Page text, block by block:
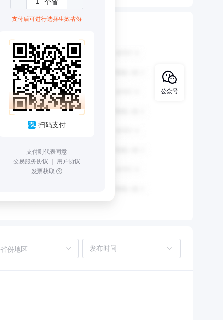
支付后可进行选择生效省份
扫码支付
支付则代表同意
交易服务协议 ｜ 用户协议
发票获取
省份地区
公众号